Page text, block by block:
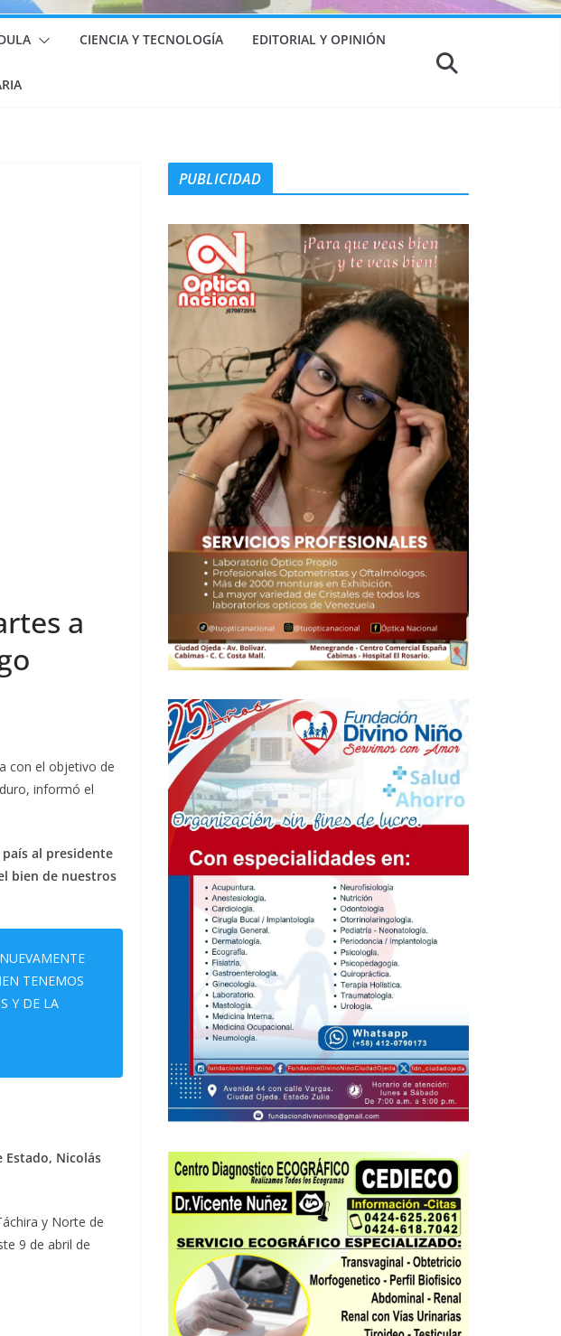
CIENCIA Y TECNOLOGÍA EDITORIAL Y OPINIÓN
a
con el objetivo de
informó el
al presidente
bien de nuestros
TENEMOS
Y DE LA
Nicolás
y Norte de
9 de abril de
PUBLICIDAD